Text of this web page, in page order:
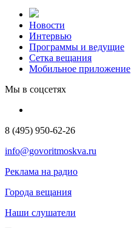
Новости
Интервью
Программы и ведущие
Сетка вещания
Мобильное приложение
Мы в соцсетях
8 (495) 950-62-26
info@govoritmoskva.ru
Реклама на радио
Города вещания
Наши слушатели